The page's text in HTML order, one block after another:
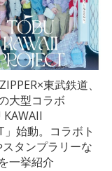
東武鉄道、
大型コラボ
KAWAII
」始動。コラボト
スタンプラリーな
一挙紹介